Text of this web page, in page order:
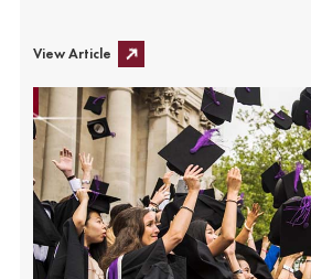
View Article